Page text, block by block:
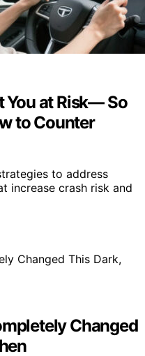
You at Risk— So
to Counter
to address
increase crash risk and
Changed